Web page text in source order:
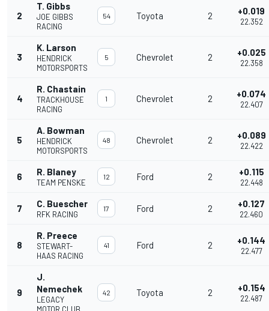
2
T. Gibbs
JOE GIBBS
RACING
54 Toyota 2 +0.019
22.352
3
K. Larson
HENDRICK
MOTORSPORTS
5 Chevrolet 2 +0.025
22.358
4
R. Chastain
TRACKHOUSE
RACING
1 Chevrolet 2 +0.074
22.407
5
A. Bowman
HENDRICK
MOTORSPORTS
48 Chevrolet 2 +0.089
22.422
6 R. Blaney
TEAM PENSKE
12 Ford 2 +0.115
22.448
7 C. Buescher
RFK RACING
17 Ford 2 +0.127
22.460
8
R. Preece
STEWART-
HAAS RACING
41 Ford 2 +0.144
22.477
9
J.
Nemechek
LEGACY
42 Toyota 2 +0.154
22.487